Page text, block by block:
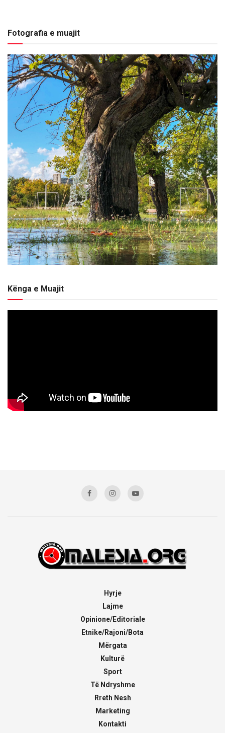
Fotografia e muajit
Kënga e Muajit
Hyrje
Lajme
Opinione/Editoriale
Etnike/Rajoni/Bota
Mërgata
Kulturë
Sport
Të Ndryshme
Rreth Nesh
Marketing
Kontakti